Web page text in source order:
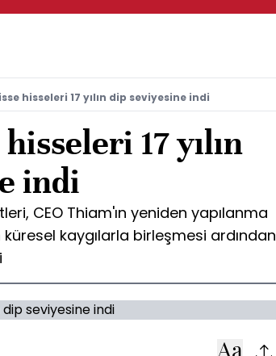
hisseleri 17 yılın dip seviyesine indi
17 yılın
indi
CEO Thiam'ın yeniden yapılanma
kaygılarla birleşmesi ardından